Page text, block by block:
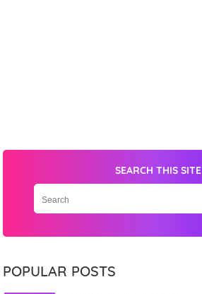
SEARCH THIS SITE
POPULAR POSTS